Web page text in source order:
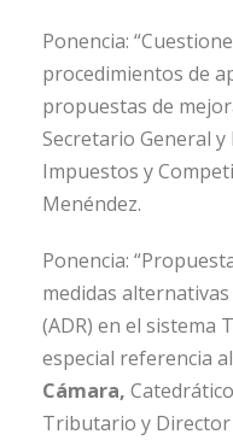
Ponencia:
procedimientos de
propuestas de
Secretario General
Impuestos y
Menéndez.
Ponencia:
medidas
(ADR) en el sistema
especial referencia
Cámara,
Tributario y